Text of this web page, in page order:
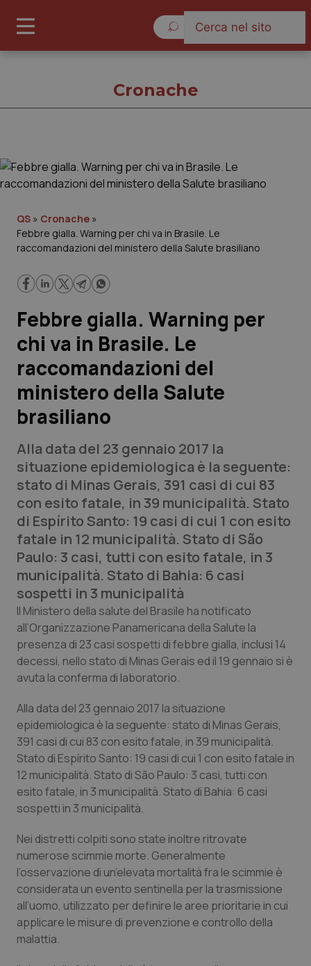
Governo e Parlamento
Regioni e Asl
Lavoro e Professioni
Scienza e Farmaci
Studi e Analisi
Lettere al direttore
Edizioni Regionali
QS Pro
Professionisti Sanitari.AI
Abruzzo
Basilicata
Calabria
Campania
Emilia-Romagna
Friuli Venezia Giulia
Lazio
Liguria
Lombardia
Marche
Molise
QS Pro Gold
Artrite & artrosi
Asma & BPCO
Car-T
Colesterolo & coronaropatie
Dermatite Atopica
Diabete & glucometri
Disturbi dell’umore
Dolore
Donna & Salute
Epatiti
QS Club Newsletter
Cronache
QS » Cronache »
Febbre gialla. Warning per chi va in Brasile. Le
raccomandazioni del ministero della Salute brasiliano
Febbre gialla. Warning per
chi va in Brasile. Le
raccomandazioni del
ministero della Salute
brasiliano
Alla data del 23 gennaio 2017 la
situazione epidemiologica è la seguente:
stato di Minas Gerais, 391 casi di cui 83
con esito fatale, in 39 municipalità. Stato
di Espírito Santo: 19 casi di cui 1 con esito
fatale in 12 municipalità. Stato di São
Paulo: 3 casi, tutti con esito fatale, in 3
municipalità. Stato di Bahia: 6 casi
sospetti in 3 municipalità
Il Ministero della salute del Brasile ha notificato
all’Organizzazione Panamericana della Salute la
presenza di 23 casi sospetti di febbre gialla, inclusi 14
decessi, nello stato di Minas Gerais ed il 19 gennaio si è
avuta la conferma di laboratorio.
Alla data del 23 gennaio 2017 la situazione
epidemiologica è la seguente: stato di Minas Gerais,
391 casi di cui 83 con esito fatale, in 39 municipalità.
Stato di Espírito Santo: 19 casi di cui 1 con esito fatale in
12 municipalità. Stato di São Paulo: 3 casi, tutti con
esito fatale, in 3 municipalità. Stato di Bahia: 6 casi
sospetti in 3 municipalità.
Nei distretti colpiti sono state inoltre ritrovate
numerose scimmie morte. Generalmente
l’osservazione di un’elevata mortalità fra le scimmie è
considerata un evento sentinella per la trasmissione
all’uomo, utilizzato per definire le aree prioritarie in cui
applicare le misure di prevenzione e controllo della
malattia.